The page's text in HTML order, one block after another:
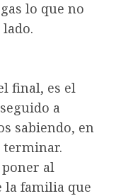
lo que no
final, es el
a
sabiendo, en
terminar.
al
la familia que